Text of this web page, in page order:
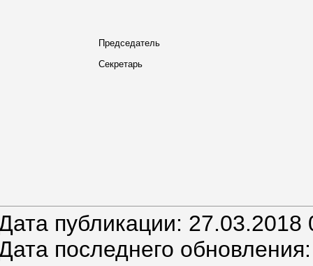
Председатель
Секретарь
публикации: 27.03.2018
последнего